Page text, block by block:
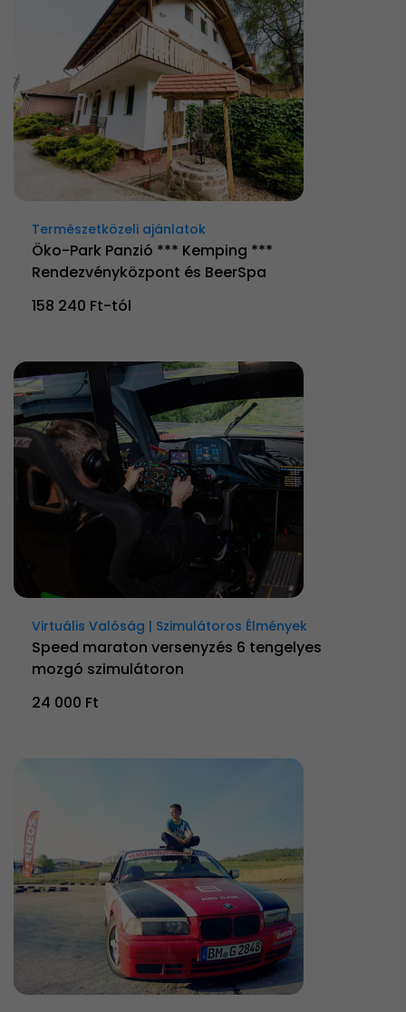
Természetközeli ajánlatok
Öko-Park Panzió *** Kemping ***
Rendezvényközpont és BeerSpa
158 240 Ft-tól
Virtuális Valóság | Szimulátoros Élmények
Speed maraton versenyzés 6 tengelyes
mozgó szimulátoron
24 000 Ft